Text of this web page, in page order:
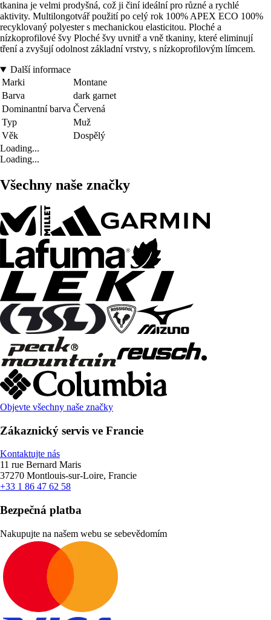
tkanina je velmi prodyšná, což ji činí ideální pro různé a rychlé
aktivity. Multilongotvář použití po celý rok 100% APEX ECO 100%
recyklovaný polyester s mechanickou elasticitou. Ploché a
nízkoprofilové švy Ploché švy uvnitř a vně tkaniny, které eliminují
tření a zvyšují odolnost základní vrstvy, s nízkoprofilovým límcem.
Další informace
Marki
Montane
Barva
dark garnet
Dominantní barva Červená
Typ
Muž
Věk
Dospělý
Loading...
Loading...
Všechny naše značky
Objevte všechny naše značky
Zákaznický servis ve Francie
Kontaktujte nás
11 rue Bernard Maris
37270 Montlouis-sur-Loire, Francie
+33 1 86 47 62 58
Bezpečná platba
Nakupujte na našem webu se sebevědomím